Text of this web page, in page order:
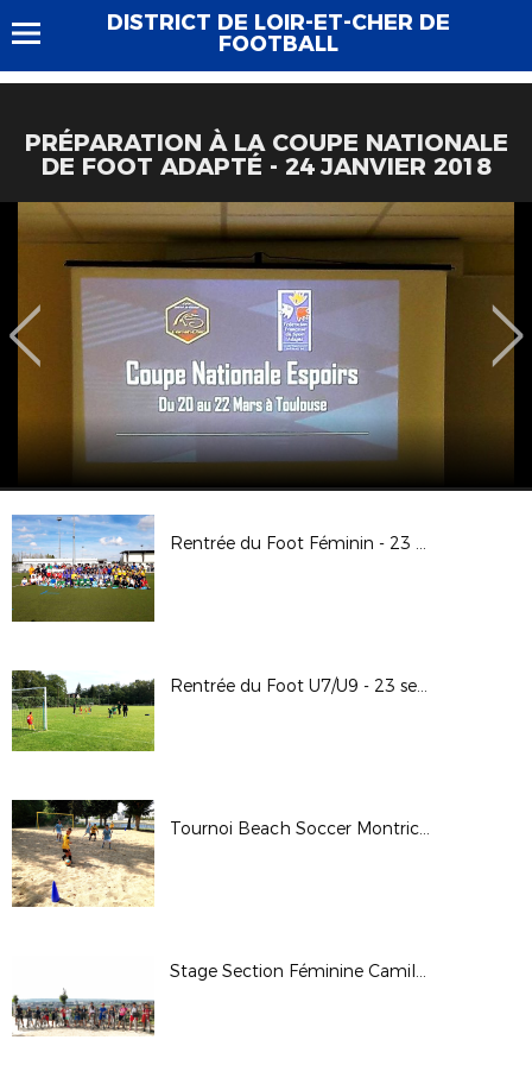
DISTRICT DE LOIR-ET-CHER DE
FOOTBALL
PRÉPARATION À LA COUPE NATIONALE
DE FOOT ADAPTÉ - 24 JANVIER 2018
Rentrée du Foot Féminin - 23 septembre 2017
Rentrée du Foot U7/U9 - 23 septembre 2017
Tournoi Beach Soccer Montrichard - 2 septembre 2017
Stage Section Féminine Camille Claudel - 29 au 31 août 2017